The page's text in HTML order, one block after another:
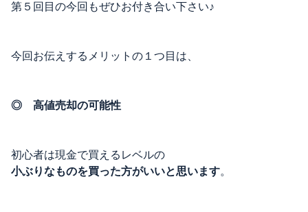
第５回目の今回もぜひお付き合い下さい♪
今回お伝えするメリットの１つ目は、
◎ 高値売却の可能性
初心者は現金で買えるレベルの
小ぶりなものを買った方がいいと思います。